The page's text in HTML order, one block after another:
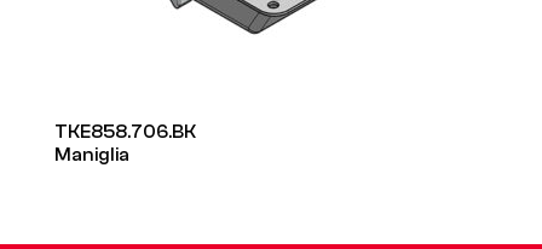
TKE858.706.BK
Maniglia